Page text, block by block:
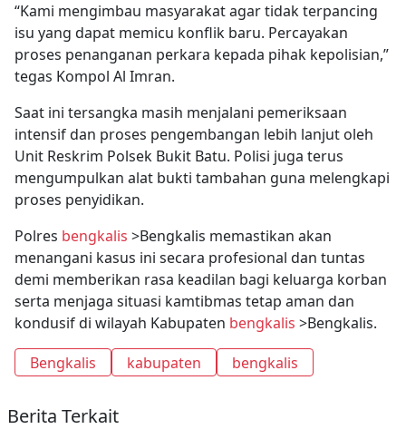
“Kami mengimbau masyarakat agar tidak terpancing
isu yang dapat memicu konflik baru. Percayakan
proses penanganan perkara kepada pihak kepolisian,”
tegas Kompol Al Imran.
Saat ini tersangka masih menjalani pemeriksaan
intensif dan proses pengembangan lebih lanjut oleh
Unit Reskrim Polsek Bukit Batu. Polisi juga terus
mengumpulkan alat bukti tambahan guna melengkapi
proses penyidikan.
Polres bengkalis >Bengkalis memastikan akan
menangani kasus ini secara profesional dan tuntas
demi memberikan rasa keadilan bagi keluarga korban
serta menjaga situasi kamtibmas tetap aman dan
kondusif di wilayah Kabupaten bengkalis >Bengkalis.
Bengkalis
kabupaten bengkalis
Berita Terkait